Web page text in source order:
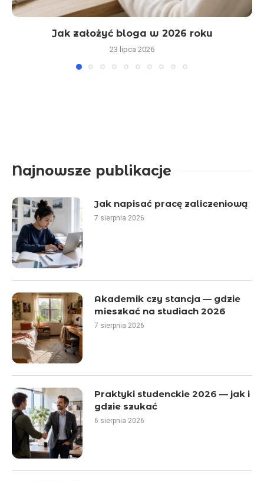
Jak założyć bloga w 2026 roku
23 lipca 2026
Najnowsze publikacje
Jak napisać pracę zaliczeniową
7 sierpnia 2026
Akademik czy stancja — gdzie
mieszkać na studiach 2026
7 sierpnia 2026
Praktyki studenckie 2026 — jak i
gdzie szukać
6 sierpnia 2026